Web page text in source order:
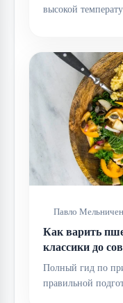
высокой
Павло
Как варить
классики до
Полный гид по
правильной